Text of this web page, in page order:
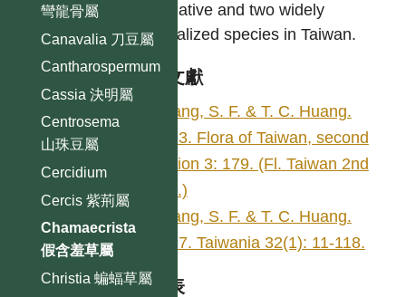
彎龍骨屬
Canavalia 刀豆屬
Cantharospermum
Cassia 決明屬
Centrosema
山珠豆屬
Cercidium
Cercis 紫荊屬
Chamaecrista
假含羞草屬
Christia 蝙蝠草屬
two native and two widely
naturalized species in Taiwan.
參考文獻
Huang, S. F. & T. C. Huang.
1993. Flora of Taiwan, second
edition 3: 179. (Fl. Taiwan 2nd
edit.)
Huang, S. F. & T. C. Huang.
1987. Taiwania 32(1): 11-118.
種列表